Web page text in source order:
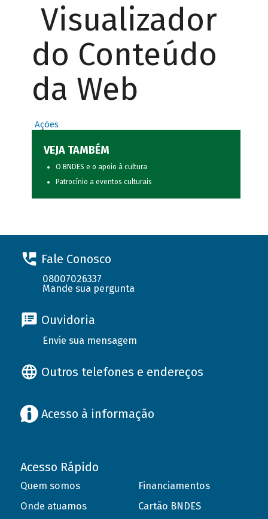
Visualizador
do Conteúdo
da Web
Ações
VEJA TAMBÉM
O BNDES e o apoio à cultura
Patrocínio a eventos culturais
Fale Conosco
08007026337
Mande sua pergunta
Ouvidoria
Envie sua mensagem
Outros telefones e endereços
Acesso à informação
Acesso Rápido
Quem somos
Onde atuamos
Financiamentos
Cartão BNDES